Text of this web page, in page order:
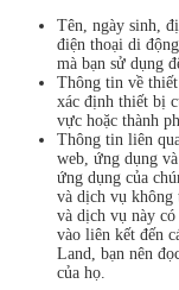
Tên, ngày sinh,
điện thoại di
mà bạn sử dụng
Thông tin về
xác định thiết bị
vực hoặc thành
Thông tin liên
web, ứng dụng
ứng dụng của
và dịch vụ không
và dịch vụ này có
vào liên kết đến
Land, bạn nên
của họ.